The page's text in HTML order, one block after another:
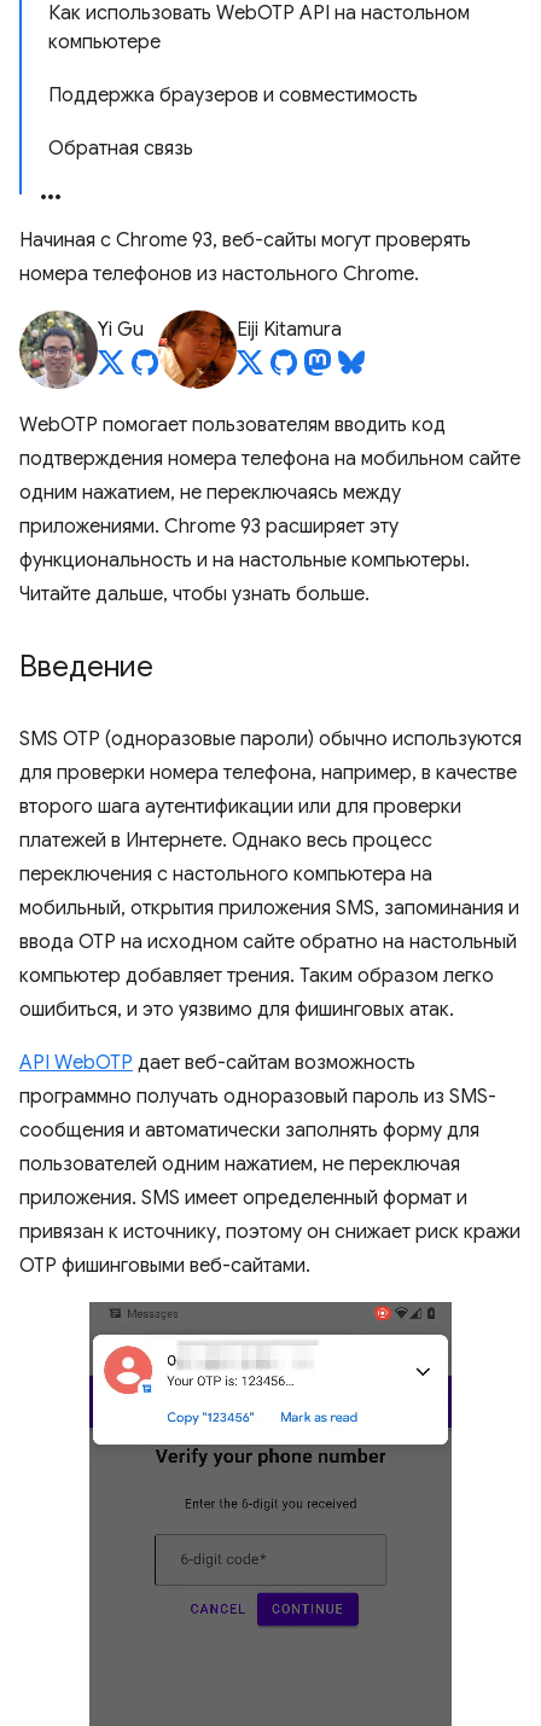
Как использовать WebOTP API на настольном
компьютере
Поддержка браузеров и совместимость
Обратная связь
Начиная с Chrome 93, веб-сайты могут проверять
номера телефонов из настольного Chrome.
Yi Gu Eiji Kitamura
WebOTP помогает пользователям вводить код
подтверждения номера телефона на мобильном сайте
одним нажатием, не переключаясь между
приложениями. Chrome 93 расширяет эту
функциональность и на настольные компьютеры.
Читайте дальше, чтобы узнать больше.
Введение
SMS OTP (одноразовые пароли) обычно используются
для проверки номера телефона, например, в качестве
второго шага аутентификации или для проверки
платежей в Интернете. Однако весь процесс
переключения с настольного компьютера на
мобильный, открытия приложения SMS, запоминания и
ввода OTP на исходном сайте обратно на настольный
компьютер добавляет трения. Таким образом легко
ошибиться, и это уязвимо для фишинговых атак.
API WebOTP дает веб-сайтам возможность
программно получать одноразовый пароль из SMS-
сообщения и автоматически заполнять форму для
пользователей одним нажатием, не переключая
приложения. SMS имеет определенный формат и
привязан к источнику, поэтому он снижает риск кражи
OTP фишинговыми веб-сайтами.